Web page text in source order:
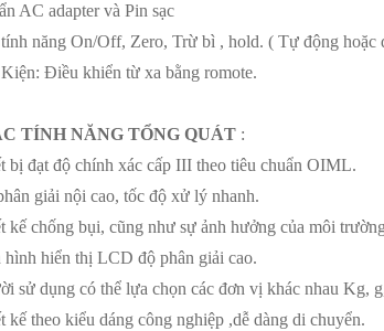
AC adapter và Pin sạc
năng On/Off, Zero, Trừ bì , hold. ( Tự động hoặc
Điều khiển từ xa bằng romote.
TÍNH NĂNG TỔNG QUÁT :
bị đạt độ chính xác cấp III theo tiêu chuẩn OIML.
giải nội cao, tốc độ xử lý nhanh.
kế chống bụi, cũng như sự ảnh hưởng của môi
hình hiển thị LCD độ phân giải cao.
sử dụng có thể lựa chọn các đơn vị khác nhau Kg,
kế theo kiểu dáng công nghiệp ,dễ dàng di chuyển.